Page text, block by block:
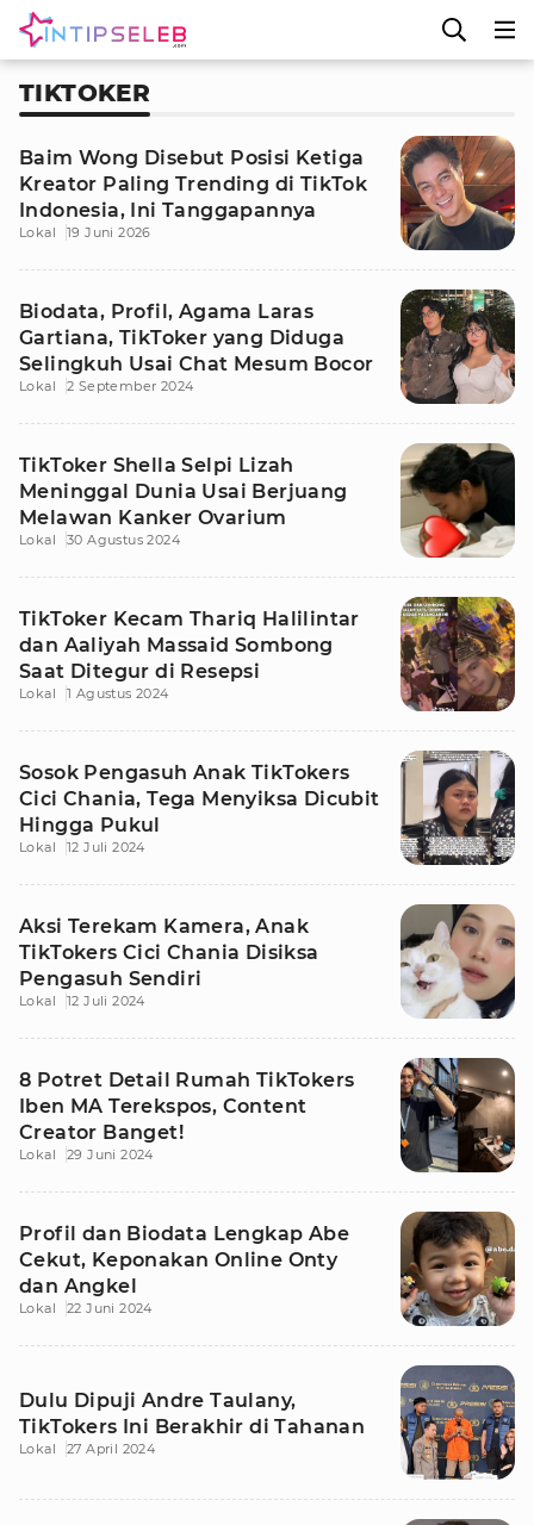
TIKTOKER
Baim Wong Disebut Posisi Ketiga
Kreator Paling Trending di TikTok
Indonesia, Ini Tanggapannya
Lokal 19 Juni 2026
Biodata, Profil, Agama Laras
Gartiana, TikToker yang Diduga
Selingkuh Usai Chat Mesum Bocor
Lokal 2 September 2024
TikToker Shella Selpi Lizah
Meninggal Dunia Usai Berjuang
Melawan Kanker Ovarium
Lokal 30 Agustus 2024
TikToker Kecam Thariq Halilintar
dan Aaliyah Massaid Sombong
Saat Ditegur di Resepsi
Lokal 1 Agustus 2024
Sosok Pengasuh Anak TikTokers
Cici Chania, Tega Menyiksa Dicubit
Hingga Pukul
Lokal 12 Juli 2024
Aksi Terekam Kamera, Anak
TikTokers Cici Chania Disiksa
Pengasuh Sendiri
Lokal 12 Juli 2024
8 Potret Detail Rumah TikTokers
Iben MA Terekspos, Content
Creator Banget!
Lokal 29 Juni 2024
Profil dan Biodata Lengkap Abe
Cekut, Keponakan Online Onty
dan Angkel
Lokal 22 Juni 2024
Dulu Dipuji Andre Taulany,
TikTokers Ini Berakhir di Tahanan
Lokal 27 April 2024